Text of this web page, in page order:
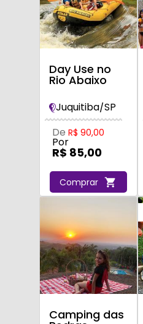
Day Use no
Rio Abaixo
Juquitiba/SP
De R$ 90,00
Por
R$ 85,00
Comprar
Camping das